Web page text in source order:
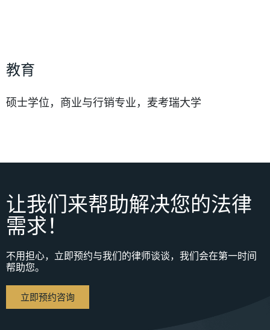
教育
硕士学位，商业与行销专业，麦考瑞大学
让我们来帮助解决您的法律
需求！
不用担心，立即预约与我们的律师谈谈，我们会在第一时间
帮助您。
立即预约咨询